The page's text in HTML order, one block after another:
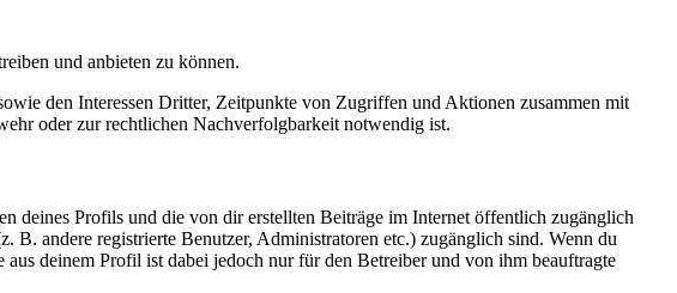
und anbieten zu können.
den Interessen Dritter, Zeitpunkte von Zugriffen und Aktionen zusammen mit
oder zur rechtlichen Nachverfolgbarkeit notwendig ist.
deines Profils und die von dir erstellten Beiträge im Internet öffentlich zugänglich
B. andere registrierte Benutzer, Administratoren etc.) zugänglich sind. Wenn du
deinem Profil ist dabei jedoch nur für den Betreiber und von ihm beauftragte